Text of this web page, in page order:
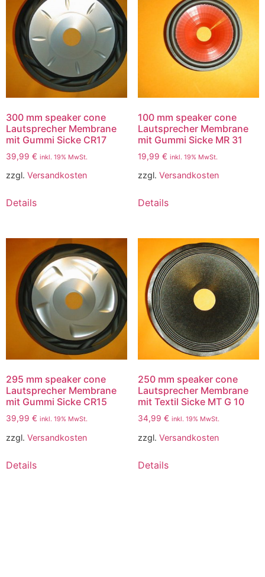
300 mm speaker cone
Lautsprecher Membrane
mit Gummi Sicke CR17
39,99 € inkl. 19% MwSt.
zzgl. Versandkosten
Details
100 mm speaker cone
Lautsprecher Membrane
mit Gummi Sicke MR 31
19,99 € inkl. 19% MwSt.
zzgl. Versandkosten
Details
295 mm speaker cone
Lautsprecher Membrane
mit Gummi Sicke CR15
39,99 € inkl. 19% MwSt.
zzgl. Versandkosten
Details
250 mm speaker cone
Lautsprecher Membrane
mit Textil Sicke MT G 10
34,99 € inkl. 19% MwSt.
zzgl. Versandkosten
Details